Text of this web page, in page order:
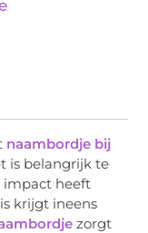
naambordje bij
is belangrijk te
impact heeft
krijgt ineens
zorgt